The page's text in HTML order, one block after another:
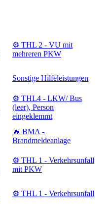
⚙️ THL 2 - VU mit
mehreren PKW
Sonstige Hilfeleistungen
⚙️ THL4 - LKW/ Bus
(leer), Person
eingeklemmt
🔥 BMA -
Brandmeldeanlage
⚙️ THL 1 - Verkehrsunfall
mit PKW
⚙️ THL 1 - Verkehrsunfall